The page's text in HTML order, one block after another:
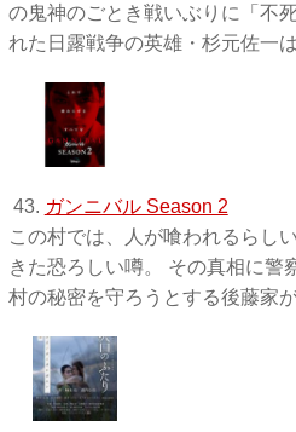
の鬼神のごとき戦いぶりに「不
れた日露戦争の英雄・杉元佐一
43. ガンニバル Season 2
この村では、人が喰われるらし
きた恐ろしい噂。 その真相に警
村の秘密を守ろうとする後藤家